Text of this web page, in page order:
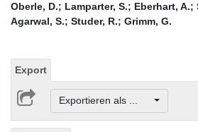
Oberle, D.; Lamparter, S.; Eberhart, A.;
Agarwal, S.; Studer, R.; Grimm, G.
Export
Exportieren als ...